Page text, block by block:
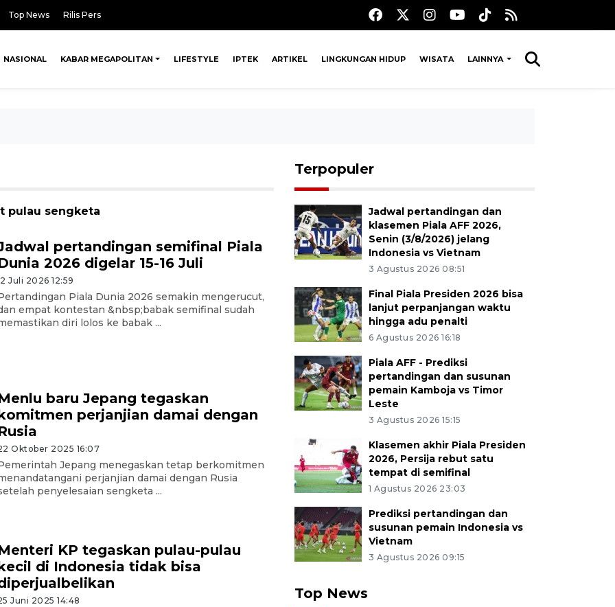
Top News Rilis Pers
NASIONAL KABAR MEGAPOLITAN LIFESTYLE IPTEK ARTIKEL LINGKUNGAN HIDUP WISATA LAINNYA
pulau sengketa
pertandingan semifinal Piala
2026 digelar 15-16 Juli
Juli 2026 12:59
Piala Dunia 2026 semakin mengerucut,
empat kontestan &nbsp;babak semifinal sudah
diri lolos ke babak ...
baru Jepang tegaskan
perjanjian damai dengan
Oktober 2025 16:07
Jepang menegaskan tetap berkomitmen
perjanjian damai dengan Rusia
penyelesaian sengketa ...
KP tegaskan pulau-pulau
di Indonesia tidak bisa
Juni 2025 14:48
Terpopuler
Jadwal pertandingan dan
klasemen Piala AFF 2026,
Senin (3/8/2026) jelang
Indonesia vs Vietnam
3 Agustus 2026 08:51
Final Piala Presiden 2026 bisa
lanjut perpanjangan waktu
hingga adu penalti
6 Agustus 2026 16:18
Piala AFF - Prediksi
pertandingan dan susunan
pemain Kamboja vs Timor
Leste
3 Agustus 2026 15:15
Klasemen akhir Piala Presiden
2026, Persija rebut satu
tempat di semifinal
1 Agustus 2026 23:03
Prediksi pertandingan dan
susunan pemain Indonesia vs
Vietnam
3 Agustus 2026 09:15
Top News